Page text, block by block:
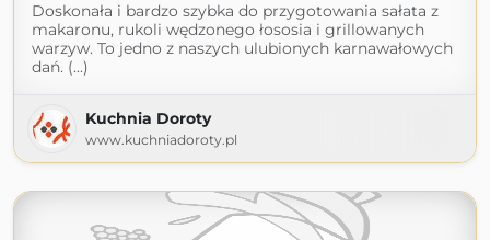
Doskonała i bardzo szybka do przygotowania sałata z
makaronu, rukoli wędzonego łososia i grillowanych
warzyw. To jedno z naszych ulubionych karnawałowych
dań. (...)
Kuchnia Doroty
www.kuchniadoroty.pl